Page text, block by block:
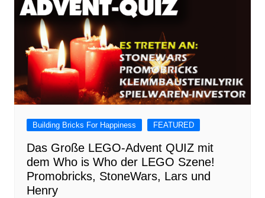
Building Bricks For Happiness FEATURED
Das Große LEGO-Advent QUIZ mit
dem Who is Who der LEGO Szene!
Promobricks, StoneWars, Lars und
Henry